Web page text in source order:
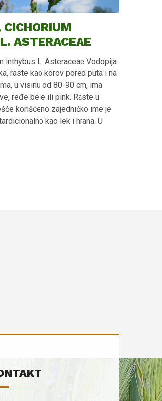
ASTERACEAE
L. Asteraceae Vodopija
raste kao korov pored puta i na
u visinu od 80-90 cm, ima
ređe bele ili pink. Raste u
korišćeno zajedničko ime je
kao lek i hrana. U
se koristi kao zamena za kafu.
drogu) čini osušeni koren ili
pokazuje osobine dispeptika,
kao što su nadimanje i